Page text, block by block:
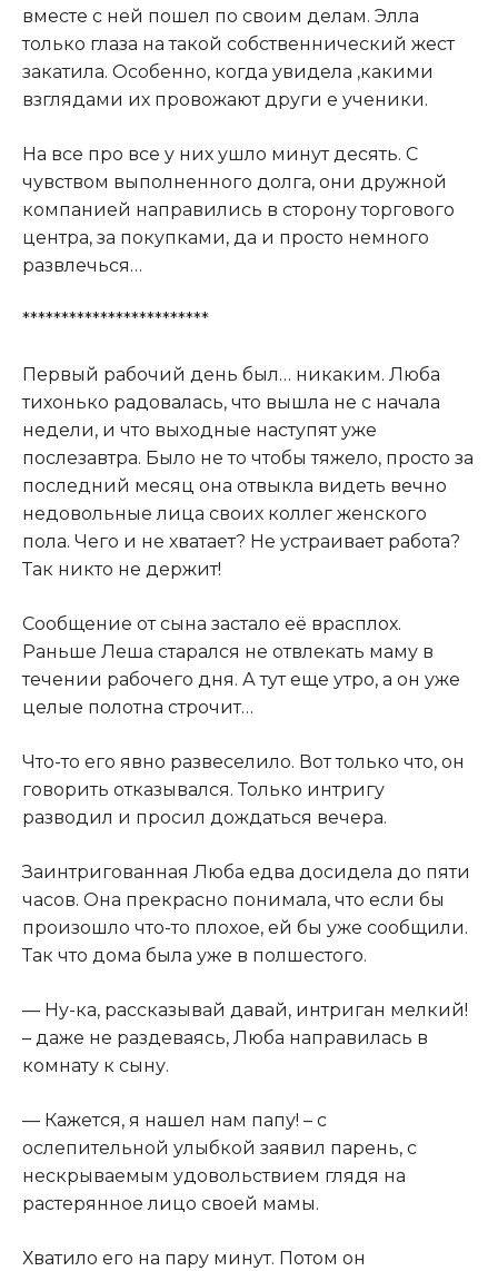
вместе с ней пошел по своим делам. Элла
только глаза на такой собственнический жест
закатила. Особенно, когда увидела ,какими
взглядами их провожают други е ученики.
На все про все у них ушло минут десять. С
чувством выполненного долга, они дружной
компанией направились в сторону торгового
центра, за покупками, да и просто немного
развлечься…
************************
Первый рабочий день был… никаким. Люба
тихонько радовалась, что вышла не с начала
недели, и что выходные наступят уже
послезавтра. Было не то чтобы тяжело, просто за
последний месяц она отвыкла видеть вечно
недовольные лица своих коллег женского
пола. Чего и не хватает? Не устраивает работа?
Так никто не держит!
Сообщение от сына застало её врасплох.
Раньше Леша старался не отвлекать маму в
течении рабочего дня. А тут еще утро, а он уже
целые полотна строчит…
Что-то его явно развеселило. Вот только что, он
говорить отказывался. Только интригу
разводил и просил дождаться вечера.
Заинтригованная Люба едва досидела до пяти
часов. Она прекрасно понимала, что если бы
произошло что-то плохое, ей бы уже сообщили.
Так что дома была уже в полшестого.
— Ну-ка, рассказывай давай, интриган мелкий!
– даже не раздеваясь, Люба направилась в
комнату к сыну.
— Кажется, я нашел нам папу! – с
ослепительной улыбкой заявил парень, с
нескрываемым удовольствием глядя на
растерянное лицо своей мамы.
Хватило его на пару минут. Потом он